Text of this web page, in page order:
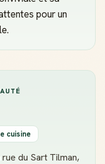
pour un
cuisine
du Sart Tilman,